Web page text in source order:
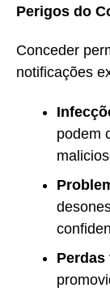
Perigos do
Conceder
notificações
podem